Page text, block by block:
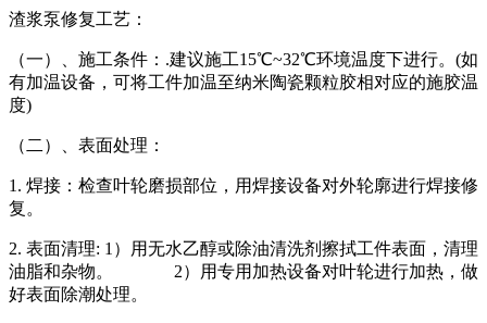
渣浆泵修复工艺：
（一）、施工条件：.建议施工15℃~32℃环境温度下进行。(如
有加温设备，可将工件加温至纳米陶瓷颗粒胶相对应的施胶温
度)
（二）、表面处理：
1. 焊接：检查叶轮磨损部位，用焊接设备对外轮廓进行焊接修
复。
2. 表面清理: 1）用无水乙醇或除油清洗剂擦拭工件表面，清理
油脂和杂物。 2）用专用加热设备对叶轮进行加热，做
好表面除潮处理。